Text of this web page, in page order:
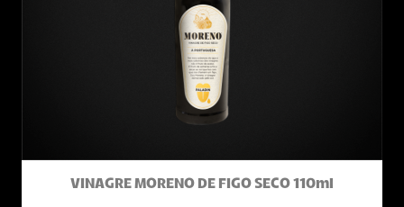
VINAGRE MORENO DE FIGO SECO 110ml